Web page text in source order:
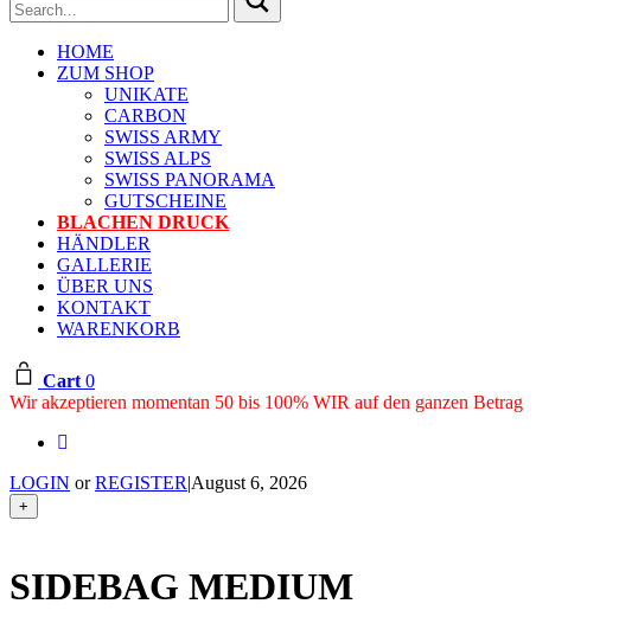
HOME
ZUM SHOP
UNIKATE
CARBON
SWISS ARMY
SWISS ALPS
SWISS PANORAMA
GUTSCHEINE
BLACHEN DRUCK
HÄNDLER
GALLERIE
ÜBER UNS
KONTAKT
WARENKORB
Cart 0
Wir akzeptieren momentan 50 bis 100% WIR auf den ganzen Betrag
LOGIN orREGISTER|August 6, 2026
+
SIDEBAG MEDIUM